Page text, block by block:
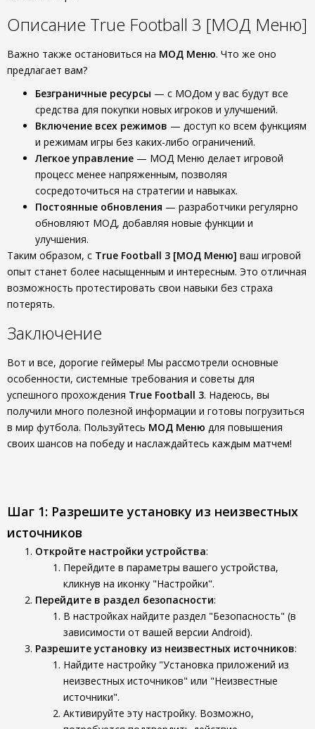
Описание True Football 3 [МОД Меню]
Важно также остановиться на МОД Меню. Что же оно
предлагает вам?
Безграничные ресурсы — с МОДом у вас будут все
средства для покупки новых игроков и улучшений.
Включение всех режимов — доступ ко всем функциям
и режимам игры без каких-либо ограничений.
Легкое управление — МОД Меню делает игровой
процесс менее напряженным, позволяя
сосредоточиться на стратегии и навыках.
Постоянные обновления — разработчики регулярно
обновляют МОД, добавляя новые функции и
улучшения.
Таким образом, с True Football 3 [МОД Меню] ваш игровой
опыт станет более насыщенным и интересным. Это отличная
возможность протестировать свои навыки без страха
потерять.
Заключение
Вот и все, дорогие геймеры! Мы рассмотрели основные
особенности, системные требования и советы для
успешного прохождения True Football 3. Надеюсь, вы
получили много полезной информации и готовы погрузиться
в мир футбола. Пользуйтесь МОД Меню для повышения
своих шансов на победу и наслаждайтесь каждым матчем!
Шаг 1: Разрешите установку из неизвестных
источников
Откройте настройки устройства:
Перейдите в параметры вашего устройства,
кликнув на иконку "Настройки".
Перейдите в раздел безопасности:
В настройках найдите раздел "Безопасность" (в
зависимости от вашей версии Android).
Разрешите установку из неизвестных источников:
Найдите настройку "Установка приложений из
неизвестных источников" или "Неизвестные
источники".
Активируйте эту настройку. Возможно,